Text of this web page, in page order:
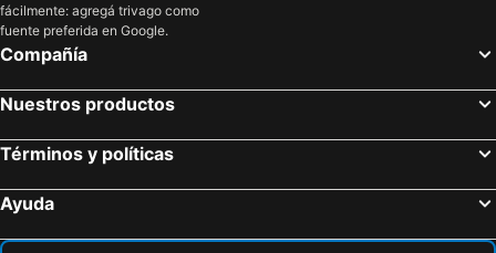
fácilmente: agregá trivago como
fuente preferida en Google.
Compañía
Nuestros productos
Términos y políticas
Ayuda